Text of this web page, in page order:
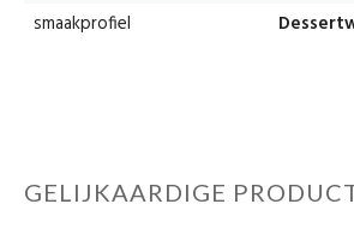
smaakprofiel
GELIJKAARDIGE